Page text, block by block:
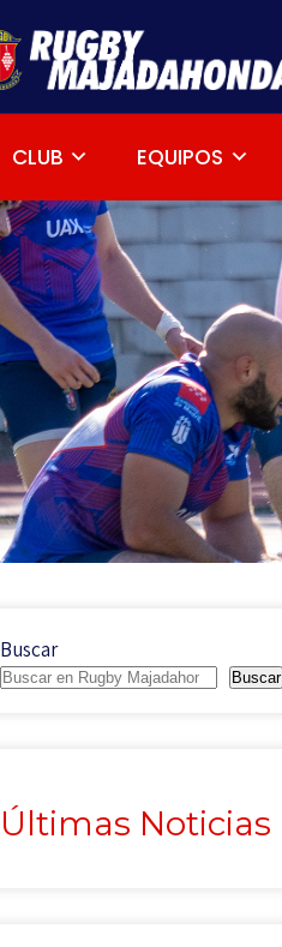
CLUB EQUIPOS
Buscar
Buscar
Últimas Noticias